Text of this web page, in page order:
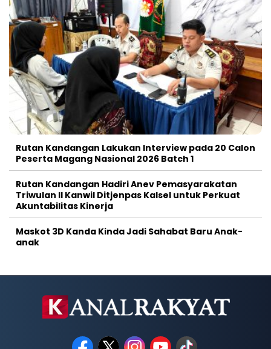
Rutan Kandangan Lakukan Interview pada 20 Calon
Peserta Magang Nasional 2026 Batch 1
Rutan Kandangan Hadiri Anev Pemasyarakatan
Triwulan II Kanwil Ditjenpas Kalsel untuk Perkuat
Akuntabilitas Kinerja
Maskot 3D Kanda Kinda Jadi Sahabat Baru Anak-
anak